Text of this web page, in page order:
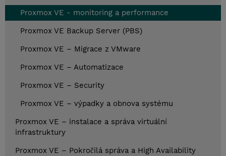
Proxmox VE - monitoring a performance
Proxmox VE Backup Server (PBS)
Proxmox VE – Migrace z VMware
Proxmox VE – Automatizace
Proxmox VE – Security
Proxmox VE – výpadky a obnova systému
Proxmox VE – instalace a správa virtuální
infrastruktury
Proxmox VE – Pokročilá správa a High Availability